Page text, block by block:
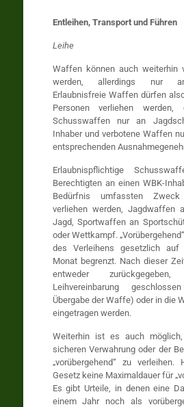
Entleihen, Transport und Führen
Leihe
Waffen können auch weiterhin
werden, allerdings nur an
Erlaubnisfreie Waffen dürfen
Personen verliehen werden,
Schusswaffen nur an
Inhaber und verbotene Waffen
entsprechenden
Erlaubnispflichtige
Berechtigten an einen WBK-
Bedürfnis umfassten Zweck
verliehen werden, Jagdwaffen
Jagd, Sportwaffen an
oder Wettkampf.
des Verleihens gesetzlich auf
Monat begrenzt. Nach dieser
entweder
Leihvereinbarung
Übergabe der Waffe) oder in die
eingetragen werden.
Weiterhin ist es auch
sicheren Verwahrung oder der
„vorübergehend“ zu
Gesetz keine Maximaldauer für
Es gibt Urteile, in denen eine
einem Jahr noch als